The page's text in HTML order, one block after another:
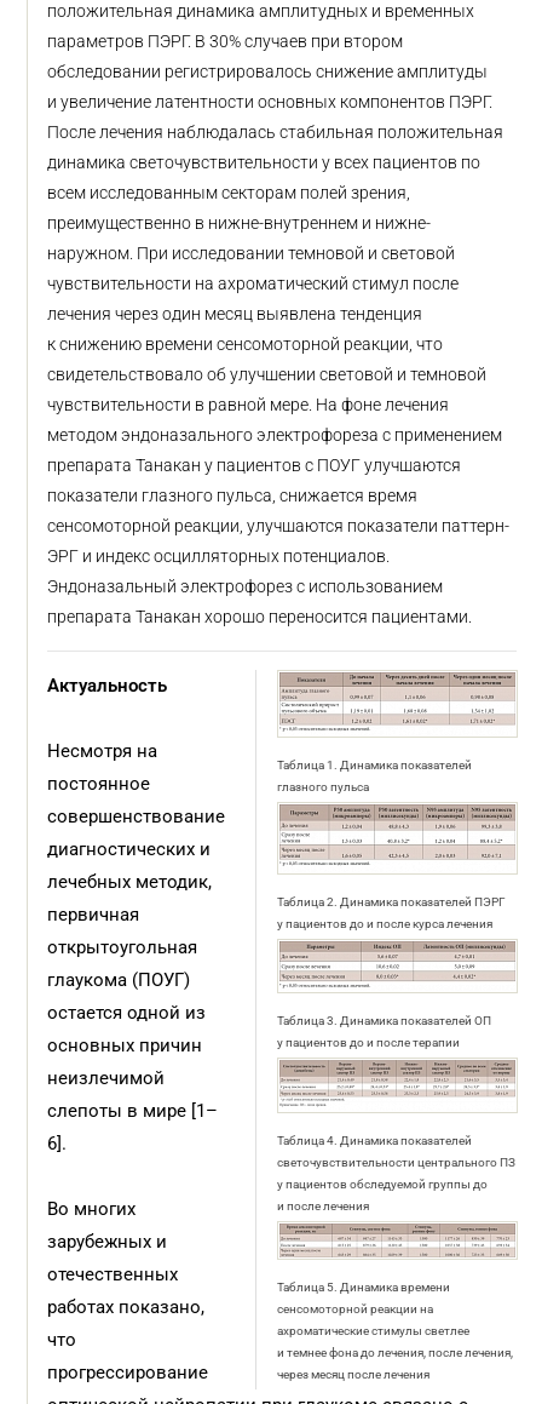
положительная динамика амплитудных и временных
параметров ПЭРГ. В 30% случаев при втором
обследовании регистрировалось снижение амплитуды
и увеличение латентности основных компонентов ПЭРГ.
После лечения наблюдалась стабильная положительная
динамика светочувствительности у всех пациентов по
всем исследованным секторам полей зрения,
преимущественно в нижне-внутреннем и нижне-
наружном. При исследовании темновой и световой
чувствительности на ахроматический стимул после
лечения через один месяц выявлена тенденция
к снижению времени сенсомоторной реакции, что
свидетельствовало об улучшении световой и темновой
чувствительности в равной мере. На фоне лечения
методом эндоназального электрофореза с применением
препарата Танакан у пациентов с ПОУГ улучшаются
показатели глазного пульса, снижается время
сенсомоторной реакции, улучшаются показатели паттерн-
ЭРГ и индекс осцилляторных потенциалов.
Эндоназальный электрофорез с использованием
препарата Танакан хорошо переносится пациентами.
Таблица 1. Динамика показателей
глазного пульса
Таблица 2. Динамика показателей ПЭРГ
у пациентов до и после курса лечения
Таблица 3. Динамика показателей ОП
у пациентов до и после терапии
Таблица 4. Динамика показателей
светочувствительности центрального ПЗ
у пациентов обследуемой группы до
и после лечения
Таблица 5. Динамика времени
сенсомоторной реакции на
ахроматические стимулы светлее
и темнее фона до лечения, после лечения,
через месяц после лечения
Актуальность
Несмотря на
постоянное
совершенствование
диагностических и
лечебных методик,
первичная
открытоугольная
глаукома (ПОУГ)
остается одной из
основных причин
неизлечимой
слепоты в мире [1–
6].
Во многих
зарубежных и
отечественных
работах показано,
что
прогрессирование